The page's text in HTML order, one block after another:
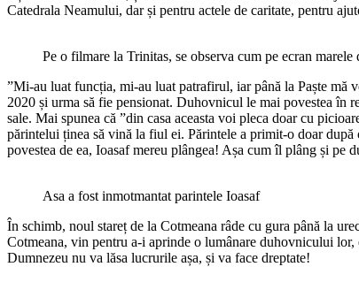
Catedrala Neamului, dar și pentru actele de caritate, pentru
Pe o filmare la Trinitas, se observa cum pe ecran
”Mi-au luat funcția, mi-au luat patrafirul, iar până la Paște
2020 și urma să fie pensionat. Duhovnicul le mai povestea în
sale. Mai spunea că ”din casa aceasta voi pleca doar cu
părintelui ținea să vină la fiul ei. Părintele a primit-o doar
povestea de ea, Ioasaf mereu plângea! Așa cum îl plâng și pe
Asa a fost inmotmantat parintele Ioasaf
În schimb, noul stareț de la Cotmeana râde cu gura până la
Cotmeana, vin pentru a-i aprinde o lumânare duhovnicului
Dumnezeu nu va lăsa lucrurile așa, și va face dreptate!